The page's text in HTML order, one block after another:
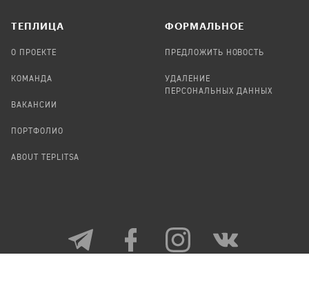
TЕПЛИЦА
О ПРОЕКТЕ
КОМАНДА
ВАКАНСИИ
ПОРТФОЛИО
ABOUT TEPLITSA
ФОРМАЛЬНОЕ
ПРЕДЛОЖИТЬ НОВОСТЬ
УДАЛЕНИЕ
ПЕРСОНАЛЬНЫХ ДАННЫХ